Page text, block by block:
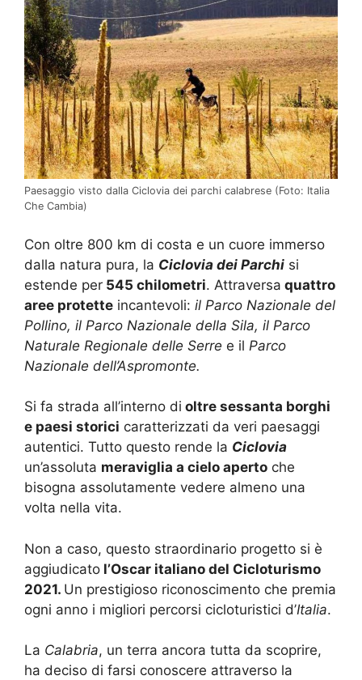
Paesaggio visto dalla Ciclovia dei parchi calabrese (Foto: Italia
Che Cambia)
Con oltre 800 km di costa e un cuore immerso
dalla natura pura, la Ciclovia dei Parchi si
estende per 545 chilometri. Attraversa quattro
aree protette incantevoli: il Parco Nazionale del
Pollino, il Parco Nazionale della Sila, il Parco
Naturale Regionale delle Serre e il Parco
Nazionale dell’Aspromonte.
Si fa strada all’interno di oltre sessanta borghi
e paesi storici caratterizzati da veri paesaggi
autentici. Tutto questo rende la Ciclovia
un’assoluta meraviglia a cielo aperto che
bisogna assolutamente vedere almeno una
volta nella vita.
Non a caso, questo straordinario progetto si è
aggiudicato l’Oscar italiano del Cicloturismo
2021. Un prestigioso riconoscimento che premia
ogni anno i migliori percorsi cicloturistici d’Italia.
La Calabria, un terra ancora tutta da scoprire,
ha deciso di farsi conoscere attraverso la